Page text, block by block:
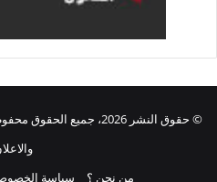
© حقوق النشر 2026،
من نحن ؟
سياسة